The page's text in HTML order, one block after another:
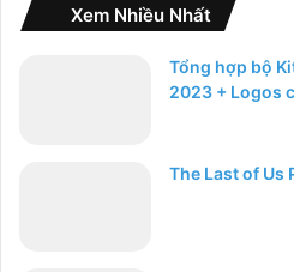
Xem Nhiều Nhất
Tổng hợp bộ
2023 + Logos
The Last of Us